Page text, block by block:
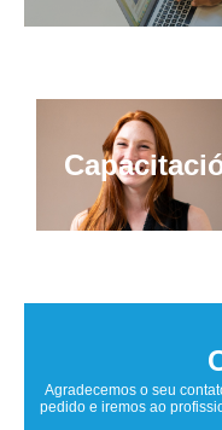
Agradecemos o seu
pedido e iremos ao